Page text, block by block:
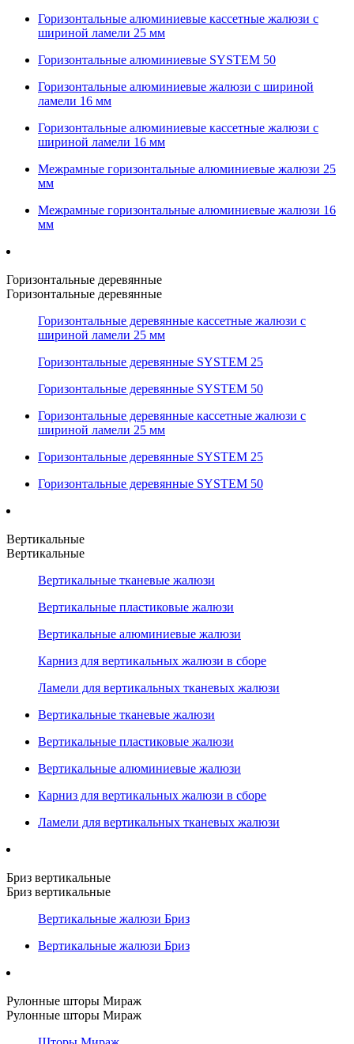
Горизонтальные алюминиевые кассетные жалюзи с
шириной ламели 25 мм
Горизонтальные алюминиевые SYSTEM 50
Горизонтальные алюминиевые жалюзи с шириной
ламели 16 мм
Горизонтальные алюминиевые кассетные жалюзи с
шириной ламели 16 мм
Межрамные горизонтальные алюминиевые жалюзи 25
мм
Межрамные горизонтальные алюминиевые жалюзи 16
мм
Горизонтальные деревянные
Горизонтальные деревянные
Горизонтальные деревянные кассетные жалюзи с
шириной ламели 25 мм
Горизонтальные деревянные SYSTEM 25
Горизонтальные деревянные SYSTEM 50
Горизонтальные деревянные кассетные жалюзи с
шириной ламели 25 мм
Горизонтальные деревянные SYSTEM 25
Горизонтальные деревянные SYSTEM 50
Вертикальные
Вертикальные
Вертикальные тканевые жалюзи
Вертикальные пластиковые жалюзи
Вертикальные алюминиевые жалюзи
Карниз для вертикальных жалюзи в сборе
Ламели для вертикальных тканевых жалюзи
Вертикальные тканевые жалюзи
Вертикальные пластиковые жалюзи
Вертикальные алюминиевые жалюзи
Карниз для вертикальных жалюзи в сборе
Ламели для вертикальных тканевых жалюзи
Бриз вертикальные
Бриз вертикальные
Вертикальные жалюзи Бриз
Вертикальные жалюзи Бриз
Рулонные шторы Мираж
Рулонные шторы Мираж